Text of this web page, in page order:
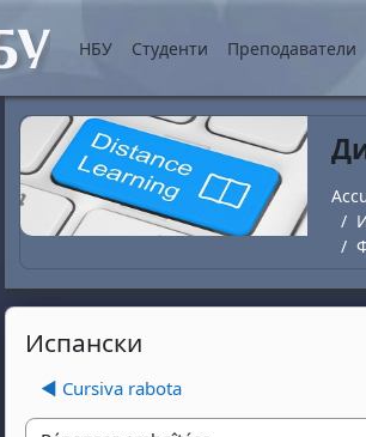
НБУ Студенти Преподаватели
Испански
◀︎ Cursiva rabota